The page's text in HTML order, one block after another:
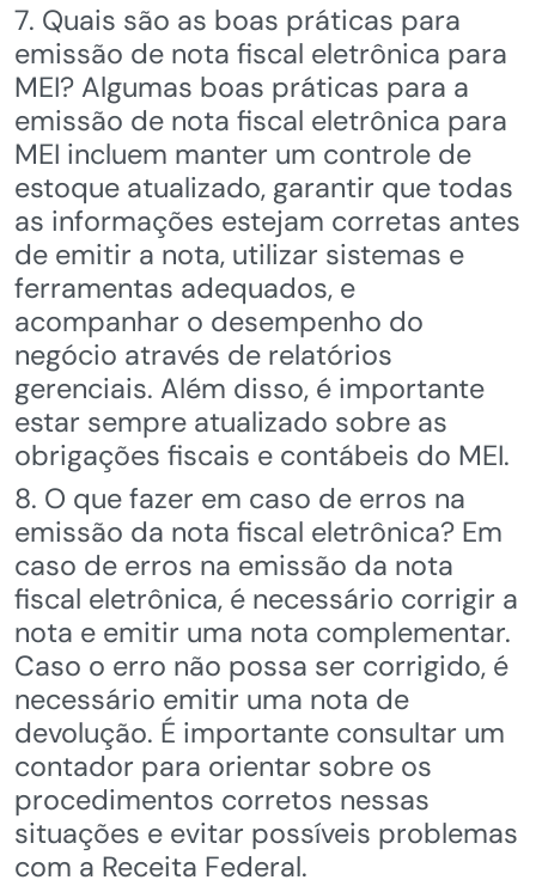
7. Quais são as boas práticas para
emissão de nota fiscal eletrônica para
MEI? Algumas boas práticas para a
emissão de nota fiscal eletrônica para
MEI incluem manter um controle de
estoque atualizado, garantir que todas
as informações estejam corretas antes
de emitir a nota, utilizar sistemas e
ferramentas adequados, e
acompanhar o desempenho do
negócio através de relatórios
gerenciais. Além disso, é importante
estar sempre atualizado sobre as
obrigações fiscais e contábeis do MEI.
8. O que fazer em caso de erros na
emissão da nota fiscal eletrônica? Em
caso de erros na emissão da nota
fiscal eletrônica, é necessário corrigir a
nota e emitir uma nota complementar.
Caso o erro não possa ser corrigido, é
necessário emitir uma nota de
devolução. É importante consultar um
contador para orientar sobre os
procedimentos corretos nessas
situações e evitar possíveis problemas
com a Receita Federal.